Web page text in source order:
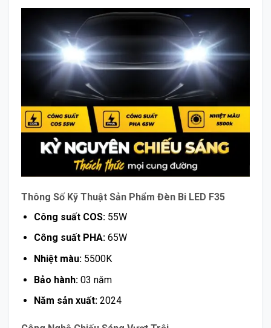
Thông Số Kỹ Thuật Sản Phẩm Đèn Bi LED F35
Công suất COS:55W
Công suất PHA:65W
Nhiệt màu:5500K
Bảo hành:03 năm
Năm sản xuất:2024